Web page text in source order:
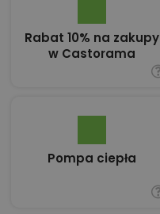
Rabat 10% na zakupy
w Castorama
Pompa ciepła